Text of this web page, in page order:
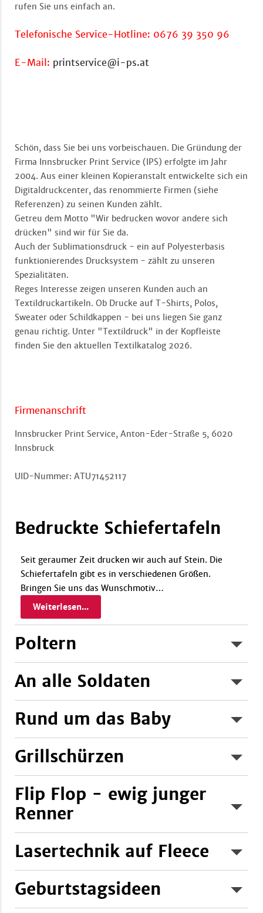
rufen Sie uns einfach an.
Telefonische Service-Hotline: 0676 39 350 96
E-Mail: printservice@i-ps.at
Schön, dass Sie bei uns vorbeischauen. Die Gründung der
Firma Innsbrucker Print Service (IPS) erfolgte im Jahr
2004. Aus einer kleinen Kopieranstalt entwickelte sich ein
Digitaldruckcenter, das renommierte Firmen (siehe
Referenzen) zu seinen Kunden zählt.
Getreu dem Motto "Wir bedrucken wovor andere sich
drücken" sind wir für Sie da.
Auch der Sublimationsdruck - ein auf Polyesterbasis
funktionierendes Drucksystem - zählt zu unseren
Spezialitäten.
Reges Interesse zeigen unseren Kunden auch an
Textildruckartikeln. Ob Drucke auf T-Shirts, Polos,
Sweater oder Schildkappen - bei uns liegen Sie ganz
genau richtig. Unter "Textildruck" in der Kopfleiste
finden Sie den aktuellen Textilkatalog 2026.
Firmenanschrift
Innsbrucker Print Service, Anton-Eder-Straße 5, 6020
Innsbruck
UID-Nummer: ATU71452117
Bedruckte Schiefertafeln
Seit geraumer Zeit drucken wir auch auf Stein. Die
Schiefertafeln gibt es in verschiedenen Größen.
Bringen Sie uns das Wunschmotiv…
Weiterlesen...
Poltern
Weiterlesen...
An alle Soldaten
Rund um das Baby
Weiterlesen...
Grillschürzen
Flip Flop - ewig junger
Renner
Lasertechnik auf Fleece
Geburtstagsideen